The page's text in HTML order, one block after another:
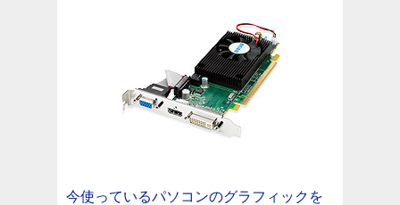
今使っているパソコンのグラフィックを